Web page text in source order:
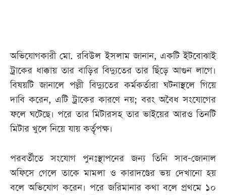
অভিযোগকারী মো. রবিউল ইসলাম জানান, একটি ইটবোঝাই
ট্রাকের ধাক্কায় তার বাড়ির বিদ্যুতের তার ছিঁড়ে আগুন লাগে।
বিষয়টি জানালে পল্লী বিদ্যুতের কর্মকর্তারা ঘটনাস্থলে গিয়ে
দাবি করেন, এটি ট্রাকের কারণে নয়; বরং অবৈধ সংযোগের
ফলে ঘটেছে। পরে তার মিটারসহ তার ভাইয়ের আরও তিনটি
মিটার খুলে নিয়ে যায় কর্তৃপক্ষ।
পরবর্তীতে সংযোগ পুনঃস্থাপনের জন্য তিনি সাব-জোনাল
অফিসে গেলে তাকে মামলা ও কারাদণ্ডের ভয় দেখানো হয়
বলে অভিযোগ করেন। পরে জরিমানার কথা বলে প্রথমে ১০